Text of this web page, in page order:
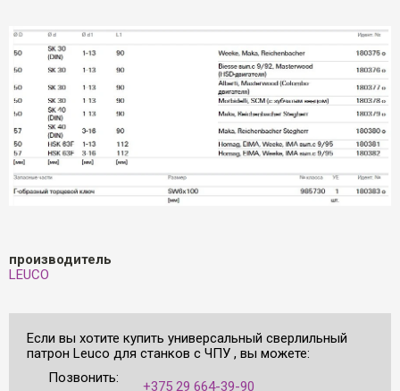
производитель
LEUCO
Если вы хотите купить универсальный сверлильный
патрон Leuco для станков с ЧПУ , вы можете:
Позвонить:
+375 29 664-39-90